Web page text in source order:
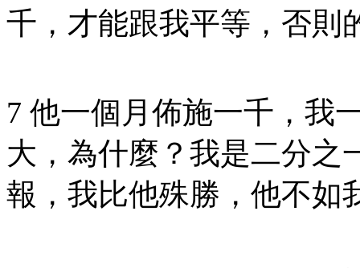
千，才能跟我平等，否則
7 他一個月佈施一千，我
大，為什麼？我是二分之
報，我比他殊勝，他不如